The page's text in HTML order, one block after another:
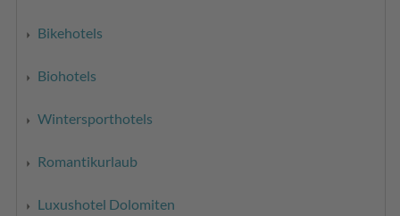
Bikehotels
Biohotels
Wintersporthotels
Romantikurlaub
Luxushotel Dolomiten